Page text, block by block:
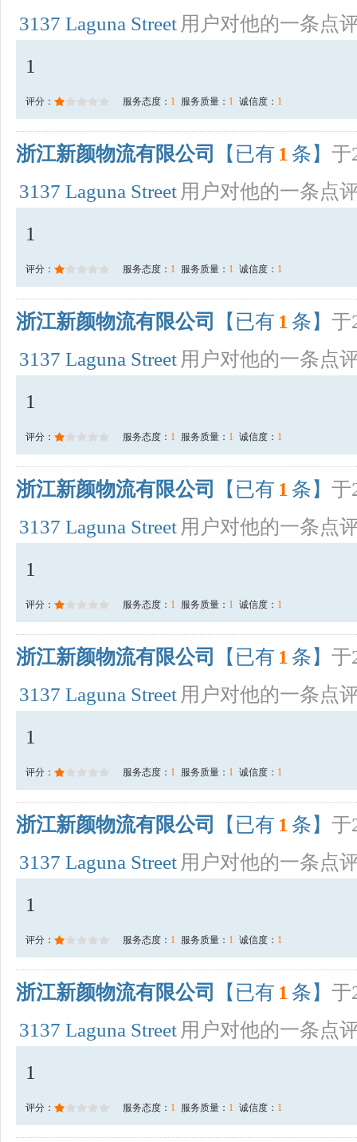
3137 Laguna Street 用户对他的一条点
1
评分： 服务态度： 1 服务质量： 1 诚信度： 1
浙江新颜物流有限公司 【已有 1 条】 于
3137 Laguna Street 用户对他的一条点
1
评分： 服务态度： 1 服务质量： 1 诚信度： 1
浙江新颜物流有限公司 【已有 1 条】 于
3137 Laguna Street 用户对他的一条点
1
评分： 服务态度： 1 服务质量： 1 诚信度： 1
浙江新颜物流有限公司 【已有 1 条】 于
3137 Laguna Street 用户对他的一条点
1
评分： 服务态度： 1 服务质量： 1 诚信度： 1
浙江新颜物流有限公司 【已有 1 条】 于
3137 Laguna Street 用户对他的一条点
1
评分： 服务态度： 1 服务质量： 1 诚信度： 1
浙江新颜物流有限公司 【已有 1 条】 于
3137 Laguna Street 用户对他的一条点
1
评分： 服务态度： 1 服务质量： 1 诚信度： 1
浙江新颜物流有限公司 【已有 1 条】 于
3137 Laguna Street 用户对他的一条点
1
评分： 服务态度： 1 服务质量： 1 诚信度： 1